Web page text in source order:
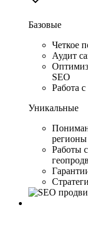
Базовые
Четкое
Аудит
SEO
Работа
Уникальные
Работы